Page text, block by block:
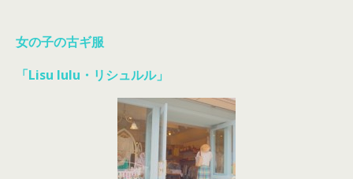
女の子の古ギ服
「Lisu lulu・リシュルル」